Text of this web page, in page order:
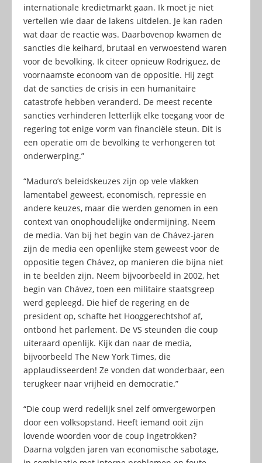
internationale kredietmarkt gaan. Ik moet je niet
vertellen wie daar de lakens uitdelen. Je kan raden
wat daar de reactie was. Daarbovenop kwamen de
sancties die keihard, brutaal en verwoestend waren
voor de bevolking. Ik citeer opnieuw Rodriguez, de
voornaamste econoom van de oppositie. Hij zegt
dat de sancties de crisis in een humanitaire
catastrofe hebben veranderd. De meest recente
sancties verhinderen letterlijk elke toegang voor de
regering tot enige vorm van financiële steun. Dit is
een operatie om de bevolking te verhongeren tot
onderwerping.”
“Maduro’s beleidskeuzes zijn op vele vlakken
lamentabel geweest, economisch, repressie en
andere keuzes, maar die werden genomen in een
context van onophoudelijke ondermijning. Neem
de media. Van bij het begin van de Chávez-jaren
zijn de media een openlijke stem geweest voor de
oppositie tegen Chávez, op manieren die bijna niet
in te beelden zijn. Neem bijvoorbeeld in 2002, het
begin van Chávez, toen een militaire staatsgreep
werd gepleegd. Die hief de regering en de
president op, schafte het Hooggerechtshof af,
ontbond het parlement. De VS steunden die coup
uiteraard openlijk. Kijk dan naar de media,
bijvoorbeeld The New York Times, die
applaudisseerden! Ze vonden dat wonderbaar, een
terugkeer naar vrijheid en democratie.”
“Die coup werd redelijk snel zelf omvergeworpen
door een volksopstand. Heeft iemand ooit zijn
lovende woorden voor de coup ingetrokken?
Daarna volgden jaren van economische sabotage,